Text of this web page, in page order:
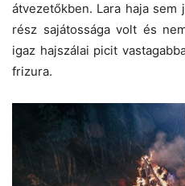
átvezetőkben. Lara haja
rész sajátossága volt és
igaz hajszálai picit
frizura.